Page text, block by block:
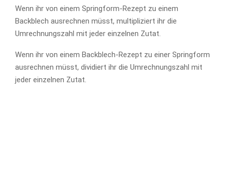
Wenn ihr von einem Springform-Rezept zu einem
Backblech ausrechnen müsst, multipliziert ihr die
Umrechnungszahl mit jeder einzelnen Zutat.
Wenn ihr von einem Backblech-Rezept zu einer Springform
ausrechnen müsst, dividiert ihr die Umrechnungszahl mit
jeder einzelnen Zutat.